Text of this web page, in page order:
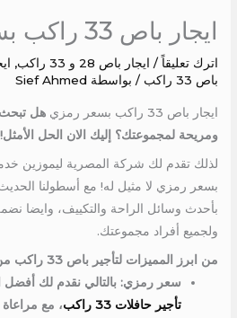
ايجار باص 33 راكب بسعر رمزي
اترك تعليقاً / ايجار باص 28 و 33 راكب ,
باص 33 راكب
/ بواسطة Sief Ahmed
ايجار باص 33 راكب بسعر رمزي
هل
ومريحة لمجموعتك؟ إليك الان الحل الأمثل!
بسعر رمزي لا مثيل له! مع أسطولنا
بأحدث وسائل الراحة والتكييف، وايضا
ولجميع أفراد مجموعتك.
من ابرز المميزات لتأجير باص 33 راكب من المصرية ليموزين
سعر رمزي: بالتالي نقدم لك أفضل
تأجير حافلات 33 راكب
، مع مراعاة